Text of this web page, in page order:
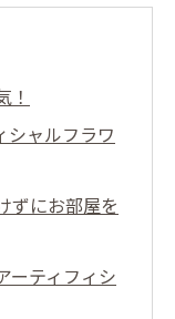
！
シャルフラワ
ずにお部屋を
ーティフィシ